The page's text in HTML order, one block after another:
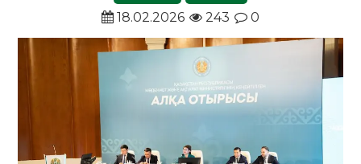
18.02.2026
243 0